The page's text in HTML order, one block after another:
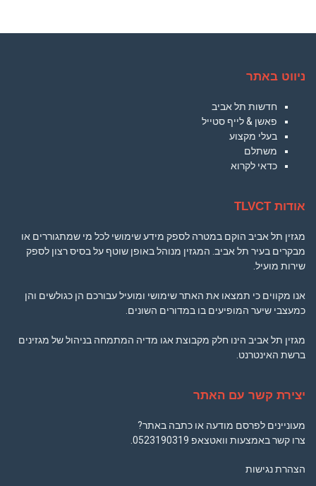
ניווט באתר
חדשות תל אביב
פאשן & לייף סטייל
בעלי מקצוע
משתלם
כדאי לקרוא
אודות TLVCT
מגזין תל אביב הוקם במטרה לספק מידע שימושי לכל מי שמתגוררים או
מבקרים בעיר תל אביב. המגזין מנוהל באופן שוטף על בסיס רצון לספק
שירות מועיל.
אנו מקווים כי תמצאו את האתר שימושי ומועיל עבורכם הן כגולשים והן
כמעצבי שיער המופיעים בו במדורים השונים.
מגזין תל אביב הינו חלק מקבוצת אגו מדיה המתמחה בניהול של מגזינים
ברשת האינטרנט.
יצירת קשר עם האתר
מעוניינים לפרסם מודעה או כתבה באתר?
צרו קשר באמצעות וואטצאפ 0523190319
.
הצהרת נגישות